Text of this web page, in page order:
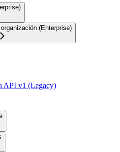
(Enterprise)
API v1 (Legacy)